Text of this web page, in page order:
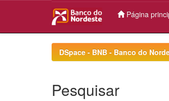
Página
DSpace - BNB - Banco do
Pesquisar